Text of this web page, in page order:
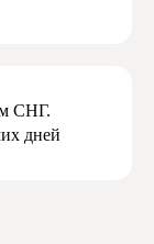
СНГ.
дней